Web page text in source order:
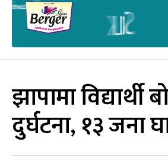
झापामा
दुर्घटना, १३ जना